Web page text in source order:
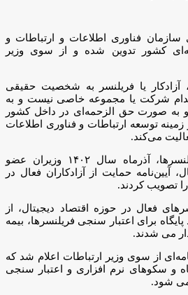
سازمان فناوری اطلاعات و ارتباطات و
کشور تدوین شده و از سوی وزیر
، آزادکار یا فریلنسر به شخصیت حقیقی
شرکت یا مجموعه خاصی نیست و به
به صورت حق الزحمه‌ای در داخل کشور
توسعه ارتباطات و فناوری اطلاعات
می‌کند.
در راستای حمایت از فریلنسرها، آذرماه سال ۱۴۰۲ وزیران عضو
آیین‌نامه حمایت از آزادکاران فعال در
تصویب کردند.
فعال در حوزه اقتصاد دیجیتال، از
برای اعتبار سنجی فریلنسرها، بیمه
می شدند.
از سوی وزیر ارتباطات اعلام شد که
و سکوهای نرم افزاری و اعتبار سنجی
می شود.